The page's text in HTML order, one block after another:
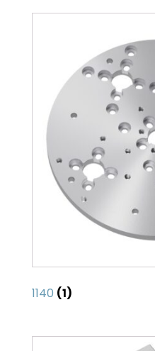
1140 (1)